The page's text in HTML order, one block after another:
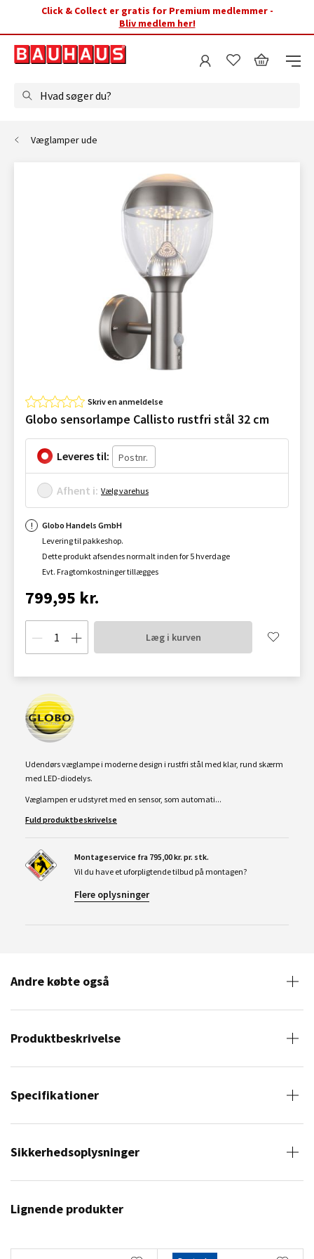
Click & Collect er gratis for Premium medlemmer -
Bliv medlem her!
Hvad søger du?
Væglamper ude
Skriv en anmeldelse
Globo sensorlampe Callisto rustfri stål 32 cm
Leveres til:
Afhent i: Vælg varehus
Globo Handels GmbH
Levering til pakkeshop.
Dette produkt afsendes normalt inden for 5 hverdage
Evt. Fragtomkostninger tillægges
799,95 kr.
Læg i kurven
Udendørs væglampe i moderne design i rustfri stål med klar, rund skærm
med LED-diodelys.
Væglampen er udstyret med en sensor, som automati...
Fuld produktbeskrivelse
Montageservice fra 795,00 kr. pr. stk.
Vil du have et uforpligtende tilbud på montagen?
Flere oplysninger
Andre købte også
Produktbeskrivelse
Specifikationer
Sikkerhedsoplysninger
Lignende produkter